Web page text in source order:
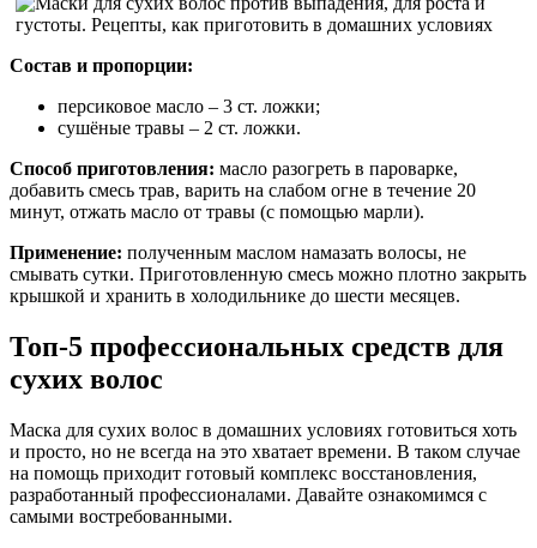
Состав и пропорции:
персиковое масло – 3 ст. ложки;
сушёные травы – 2 ст. ложки.
Способ приготовления: масло разогреть в пароварке,
добавить смесь трав, варить на слабом огне в течение 20
минут, отжать масло от травы (с помощью марли).
Применение: полученным маслом намазать волосы, не
смывать сутки. Приготовленную смесь можно плотно закрыть
крышкой и хранить в холодильнике до шести месяцев.
Топ-5 профессиональных средств для
сухих волос
Маска для сухих волос в домашних условиях готовиться хоть
и просто, но не всегда на это хватает времени. В таком случае
на помощь приходит готовый комплекс восстановления,
разработанный профессионалами. Давайте ознакомимся с
самыми востребованными.